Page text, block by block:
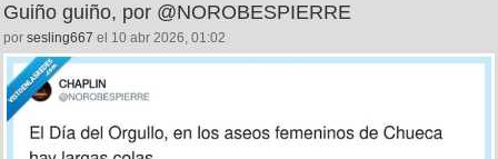
Guiño guiño, por @NOROBESPIERRE
por sesling667 el 10 abr 2026, 01:02